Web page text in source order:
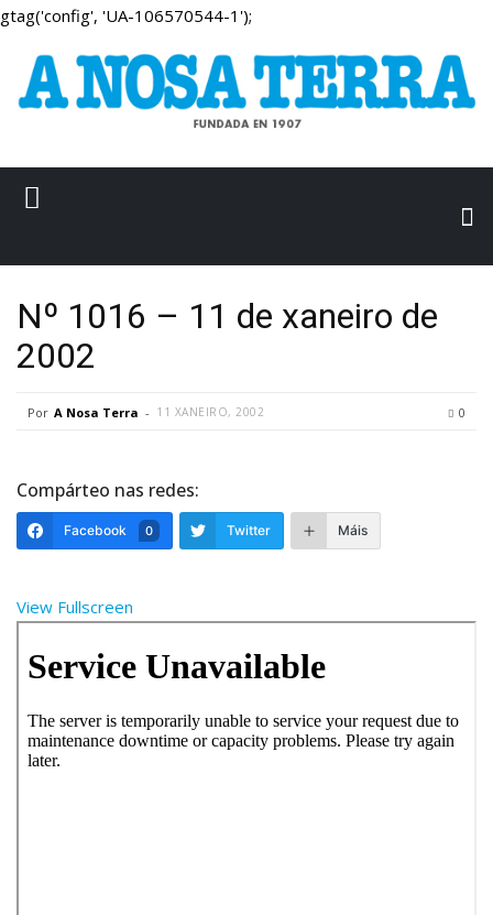
gtag('config', 'UA-106570544-1');
Nº 1016 – 11 de xaneiro de
2002
Por A Nosa Terra - 11 XANEIRO, 2002 0
Compárteo nas redes:
Facebook 0 Twitter Máis
View Fullscreen